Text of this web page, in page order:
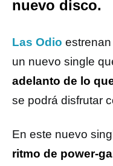
nuevo disco.
Las Odio
un nuevo single
adelanto de lo
se podrá disfrutar
En este nuevo
ritmo de power-